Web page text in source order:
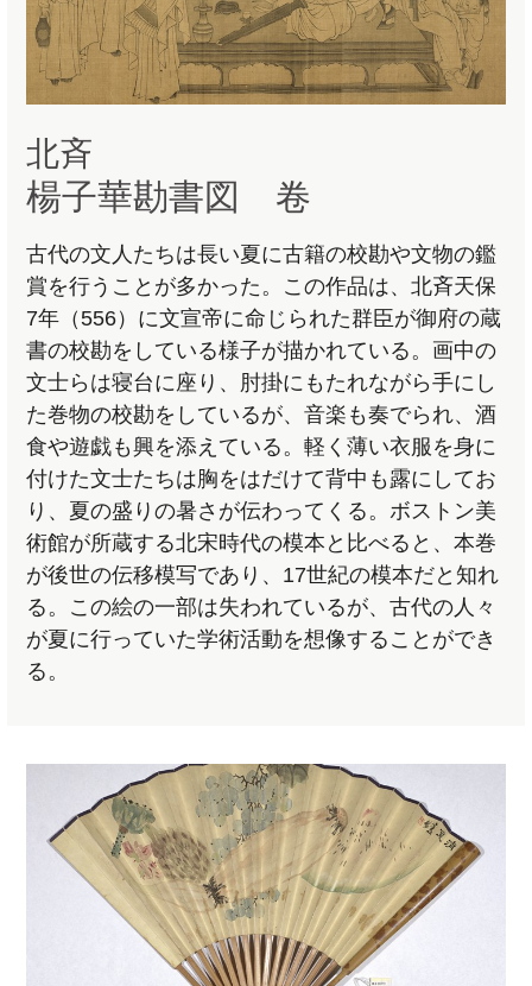
北斉
楊子華勘書図 卷
古代の文人たちは長い夏に古籍の校勘や文物の鑑
賞を行うことが多かった。この作品は、北斉天保
7年（556）に文宣帝に命じられた群臣が御府の蔵
書の校勘をしている様子が描かれている。画中の
文士らは寝台に座り、肘掛にもたれながら手にし
た巻物の校勘をしているが、音楽も奏でられ、酒
食や遊戯も興を添えている。軽く薄い衣服を身に
付けた文士たちは胸をはだけて背中も露にしてお
り、夏の盛りの暑さが伝わってくる。ボストン美
術館が所蔵する北宋時代の模本と比べると、本巻
が後世の伝移模写であり、17世紀の模本だと知れ
る。この絵の一部は失われているが、古代の人々
が夏に行っていた学術活動を想像することができ
る。